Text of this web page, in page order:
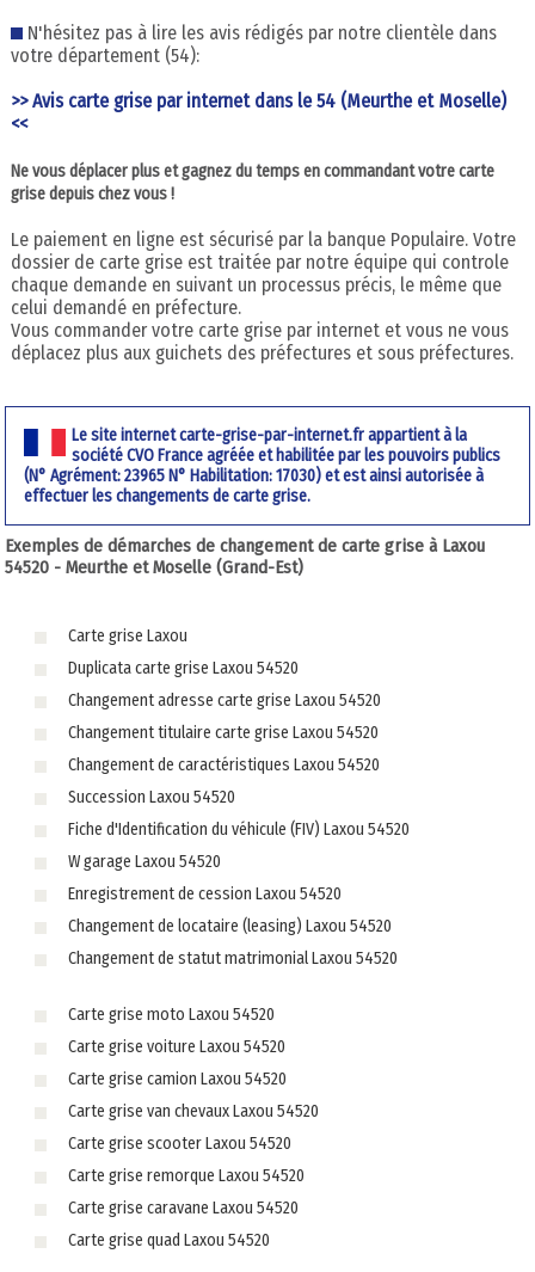
N'hésitez pas à lire les avis rédigés par notre clientèle dans
votre département (54):
>> Avis carte grise par internet dans le 54 (Meurthe et Moselle)
<<
Ne vous déplacer plus et gagnez du temps en commandant votre carte
grise depuis chez vous !
Le paiement en ligne est sécurisé par la banque Populaire. Votre
dossier de carte grise est traitée par notre équipe qui controle
chaque demande en suivant un processus précis, le même que
celui demandé en préfecture.
Vous commander votre carte grise par internet et vous ne vous
déplacez plus aux guichets des préfectures et sous préfectures.
Le site internet carte-grise-par-internet.fr appartient à la
société CVO France agréée et habilitée par les pouvoirs publics
(N° Agrément: 23965 N° Habilitation: 17030) et est ainsi autorisée à
effectuer les changements de carte grise.
Exemples de démarches de changement de carte grise à Laxou
54520 - Meurthe et Moselle (Grand-Est)
Carte grise Laxou
Duplicata carte grise Laxou 54520
Changement adresse carte grise Laxou 54520
Changement titulaire carte grise Laxou 54520
Changement de caractéristiques Laxou 54520
Succession Laxou 54520
Fiche d'Identification du véhicule (FIV) Laxou 54520
W garage Laxou 54520
Enregistrement de cession Laxou 54520
Changement de locataire (leasing) Laxou 54520
Changement de statut matrimonial Laxou 54520
Carte grise moto Laxou 54520
Carte grise voiture Laxou 54520
Carte grise camion Laxou 54520
Carte grise van chevaux Laxou 54520
Carte grise scooter Laxou 54520
Carte grise remorque Laxou 54520
Carte grise caravane Laxou 54520
Carte grise quad Laxou 54520